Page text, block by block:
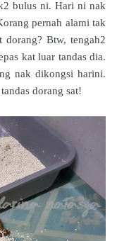
bulus ni. Hari ni nak
pernah alami tak
Btw, tengah2
kat luar tandas dia.
nak dikongsi harini.
dorang sat!